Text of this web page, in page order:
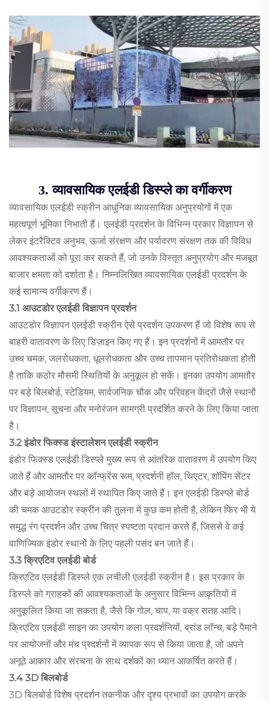
3. व्यावसायिक एलईडी डिस्प्ले का वर्गीकरण
व्यावसायिक एलईडी स्क्रीन आधुनिक व्यावसायिक अनुप्रयोगों में एक
महत्वपूर्ण भूमिका निभाती हैं। एलईडी प्रदर्शन के विभिन्न प्रकार विज्ञापन से
लेकर इंटरैक्टिव अनुभव, ऊर्जा संरक्षण और पर्यावरण संरक्षण तक की विविध
आवश्यकताओं को पूरा कर सकते हैं, जो उनके विस्तृत अनुप्रयोग और मजबूत
बाजार क्षमता को दर्शाता है। निम्नलिखित व्यावसायिक एलईडी प्रदर्शन के
कई सामान्य वर्गीकरण हैं।
3.1 आउटडोर एलईडी विज्ञापन प्रदर्शन
आउटडोर विज्ञापन एलईडी स्क्रीन ऐसे प्रदर्शन उपकरण हैं जो विशेष रूप से
बाहरी वातावरण के लिए डिज़ाइन किए गए हैं। इन प्रदर्शनों में आमतौर पर
उच्च चमक, जलरोधकता, धूलरोधकता और उच्च तापमान प्रतिरोधकता होती
है ताकि कठोर मौसमी स्थितियों के अनुकूल हो सकें। इनका उपयोग आमतौर
पर बड़े बिलबोर्ड, स्टेडियम, सार्वजनिक चौक और परिवहन केंद्रों जैसे स्थानों
पर विज्ञापन, सूचना और मनोरंजन सामग्री प्रदर्शित करने के लिए किया जाता
है।
3.2 इंडोर फिक्स्ड इंस्टालेशन एलईडी स्क्रीन
इंडोर फिक्स्ड एलईडी डिस्प्ले मुख्य रूप से आंतरिक वातावरण में उपयोग किए
जाते हैं और आमतौर पर कॉन्फ्रेंस रूम, प्रदर्शनी हॉल, थिएटर, शॉपिंग सेंटर
और बड़े आयोजन स्थलों में स्थापित किए जाते हैं। इन एलईडी डिस्प्ले बोर्ड
की चमक आउटडोर स्क्रीन की तुलना में कुछ कम होती है, लेकिन फिर भी ये
समृद्ध रंग प्रदर्शन और उच्च चित्र स्पष्टता प्रदान करते हैं, जिससे वे कई
वाणिज्यिक इंडोर स्थानों के लिए पहली पसंद बन जाते हैं।
3.3 क्रिएटिव एलईडी बोर्ड
क्रिएटिव एलईडी डिस्प्ले एक लचीली एलईडी स्क्रीन है। इस प्रकार के
डिस्प्ले को ग्राहकों की आवश्यकताओं के अनुसार विभिन्न आकृतियों में
अनुकूलित किया जा सकता है, जैसे कि गोल, चाप, या वक्र सतह आदि।
क्रिएटिव एलईडी साइन का उपयोग कला प्रदर्शनियों, ब्रांड लॉन्च, बड़े पैमाने
पर आयोजनों और मंच प्रदर्शनों में व्यापक रूप से किया जाता है, जो अपने
अनूठे आकार और संरचना के साथ दर्शकों का ध्यान आकर्षित करते हैं।
3.4 3D बिलबोर्ड
3D बिलबोर्ड विशेष प्रदर्शन तकनीक और दृश्य प्रभावों का उपयोग करके